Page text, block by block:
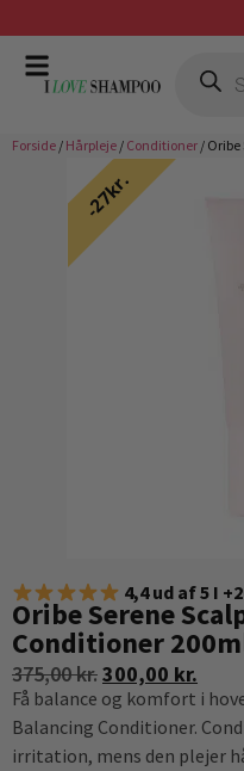
Gratis fragt ved køb over
Forside / Hårpleje / Conditioner /
4,4 ud af 5 I
Oribe Serene
Conditioner
375,00kr.300,00 kr.
Få balance og komfort i
Balancing Conditioner.
irritation, mens den plejer
27kr.